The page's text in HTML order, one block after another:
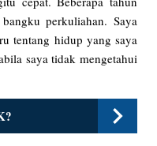
perkuliahan. Saya
tentang hidup yang saya
saya tidak mengetahui